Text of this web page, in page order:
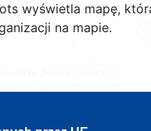
wyświetla mapę,
na mapie.
7